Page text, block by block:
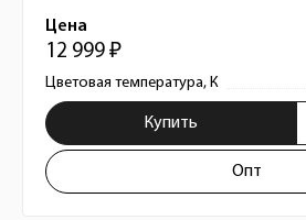
Цена
12 999 ₽
Цветовая температура, К
Купить
Опт